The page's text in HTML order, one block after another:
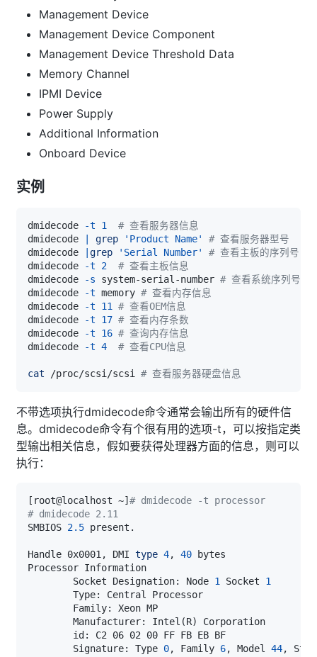
Management Device
Management Device Component
Management Device Threshold Data
Memory Channel
IPMI Device
Power Supply
Additional Information
Onboard Device
实例
dmidecode -t 1
# 查看服务器信息
dmidecode
grep 'Product Name'
# 查看服务器型号
dmidecode
grep 'Serial Number'
# 查看主板的序列号
dmidecode
-t 2
# 查看主板信息
dmidecode
-s system-serial-number # 查看系统序列号
dmidecode
-t memory # 查看内存信息
dmidecode
-t 11
# 查看OEM信息
dmidecode
-t 17 # 查看内存条数
dmidecode
-t 16 # 查询内存信息
dmidecode
-t 4 # 查看CPU信息
cat /proc/scsi/scsi # 查看服务器硬盘信息
不带选项执行dmidecode命令通常会输出所有的硬件信
息。dmidecode命令有个很有用的选项-t，可以按指定类
型输出相关信息，假如要获得处理器方面的信息，则可以
执行：
[ root@localhost ~] # dmidecode -t processor
# dmidecode 2.11
SMBIOS 2.5
Handle 0x0001, DMI type 4, 40
        Socket Designation: Node
1 Socket 1
        Manufacturer: Intel
(R)
        Signature: Type
0, Family 6, Model 44,